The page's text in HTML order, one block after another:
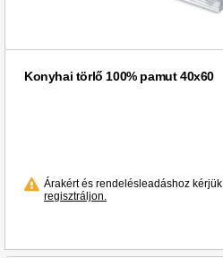
Konyhai törlő 100% pamut 40x60
Árakért és rendelésleadáshoz kérjük
regisztráljon.